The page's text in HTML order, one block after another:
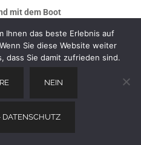
mit dem Boot
Ihnen das beste Erlebnis auf
Sie diese Website weiter
dass Sie damit zufrieden sind.
NEIN
DATENSCHUTZ